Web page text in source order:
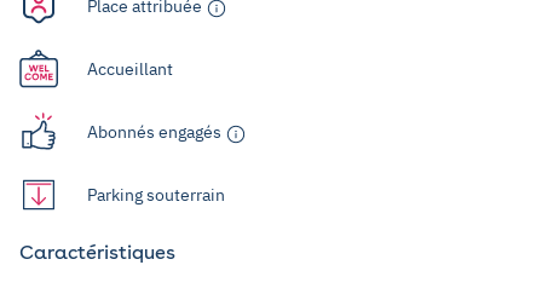
Place attribuée
Accueillant
Abonnés engagés
Parking souterrain
Caractéristiques